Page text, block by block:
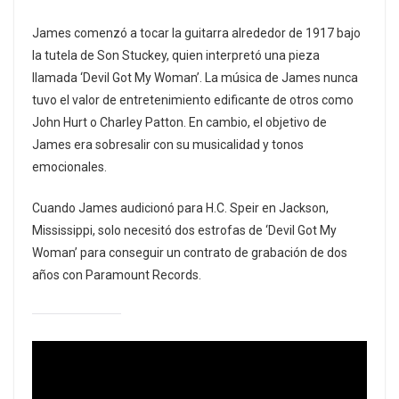
James comenzó a tocar la guitarra alrededor de 1917 bajo
la tutela de Son Stuckey, quien interpretó una pieza
llamada ‘Devil Got My Woman’. La música de James nunca
tuvo el valor de entretenimiento edificante de otros como
John Hurt o Charley Patton. En cambio, el objetivo de
James era sobresalir con su musicalidad y tonos
emocionales.
Cuando James audicionó para H.C. Speir en Jackson,
Mississippi, solo necesitó dos estrofas de ‘Devil Got My
Woman’ para conseguir un contrato de grabación de dos
años con Paramount Records.